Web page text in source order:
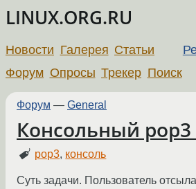
LINUX.ORG.RU
Новости Галерея Статьи
Форум Опросы Трекер Поиск
Форум — General
Консольный pop3
pop3, консоль
Суть задачи. Пользователь